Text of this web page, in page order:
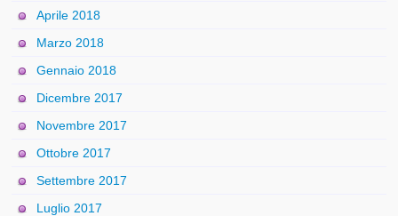
Aprile 2018
Marzo 2018
Gennaio 2018
Dicembre 2017
Novembre 2017
Ottobre 2017
Settembre 2017
Luglio 2017